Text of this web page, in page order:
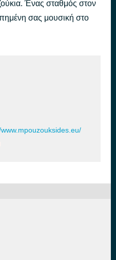
Ένας σταθμός στον
σας μουσική στο